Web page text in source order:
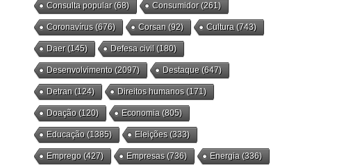
Consulta popular(68) Consumidor(261)
Coronavírus(676) Corsan (92) Cultura (743)
Daer(145) Defesa civil (180)
Desenvolvimento(2097) Destaque (647)
Detran (124) Direitos humanos(171)
Doação(120) Economia (805)
Educação(1385) Eleições(333)
Emprego(427) Empresas(736) Energia (336)